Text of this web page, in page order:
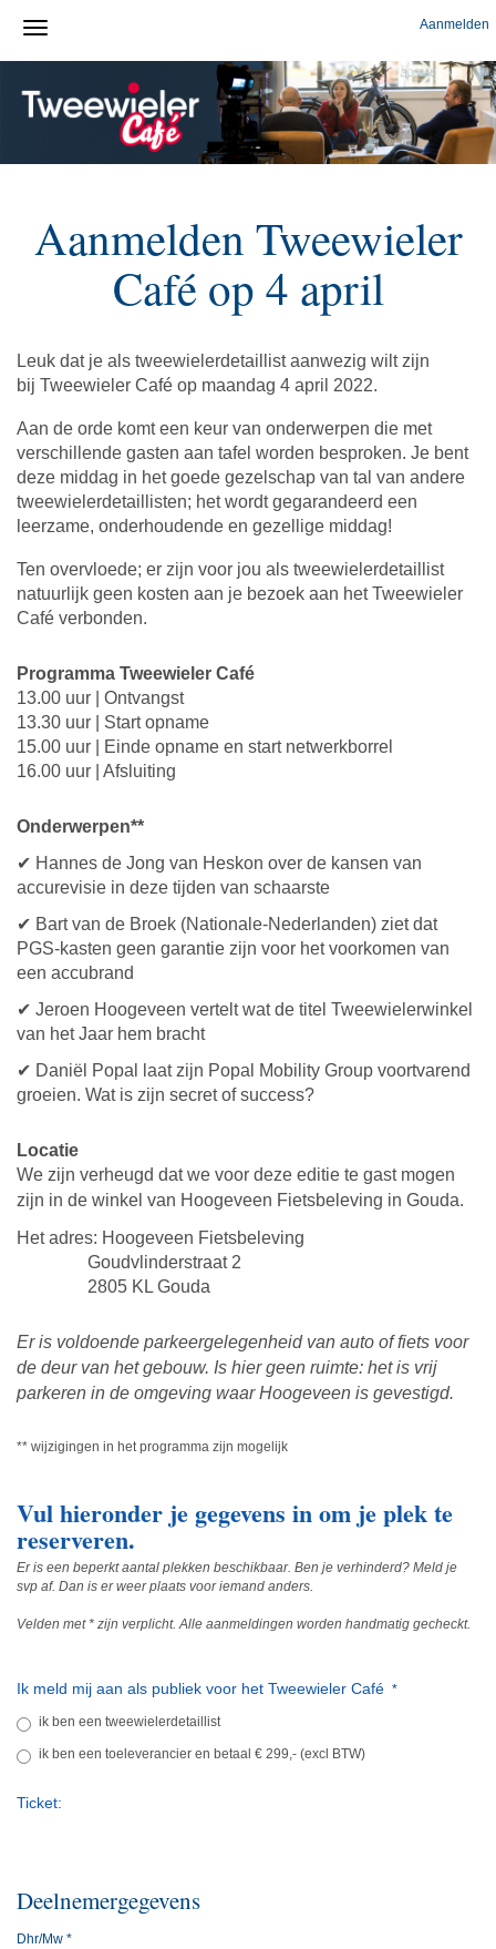
Aanmelden
Aanmelden Tweewieler
Café op 4 april
Leuk dat je als tweewielerdetaillist aanwezig wilt zijn
bij Tweewieler Café op maandag 4 april 2022.
Aan de orde komt een keur van onderwerpen die met
verschillende gasten aan tafel worden besproken. Je bent
deze middag in het goede gezelschap van tal van andere
tweewielerdetaillisten; het wordt gegarandeerd een
leerzame, onderhoudende en gezellige middag!
Ten overvloede; er zijn voor jou als tweewielerdetaillist
natuurlijk geen kosten aan je bezoek aan het Tweewieler
Café verbonden.
Programma Tweewieler Café
13.00 uur | Ontvangst
13.30 uur | Start opname
15.00 uur | Einde opname en start netwerkborrel
16.00 uur | Afsluiting
Onderwerpen**
✔ Hannes de Jong van Heskon over de kansen van
accurevisie in deze tijden van schaarste
✔ Bart van de Broek (Nationale-Nederlanden) ziet dat
PGS-kasten geen garantie zijn voor het voorkomen van
een accubrand
✔ Jeroen Hoogeveen vertelt wat de titel Tweewielerwinkel
van het Jaar hem bracht
✔ Daniël Popal laat zijn Popal Mobility Group voortvarend
groeien. Wat is zijn secret of success?
Locatie
We zijn verheugd dat we voor deze editie te gast mogen
zijn in de winkel van Hoogeveen Fietsbeleving in Gouda.
Het adres: Hoogeveen Fietsbeleving
Goudvlinderstraat 2
2805 KL Gouda
Er is voldoende parkeergelegenheid van auto of fiets voor
de deur van het gebouw. Is hier geen ruimte: het is vrij
parkeren in de omgeving waar Hoogeveen is gevestigd.
** wijzigingen in het programma zijn mogelijk
Vul hieronder je gegevens in om je plek te
reserveren.
Er is een beperkt aantal plekken beschikbaar. Ben je verhinderd? Meld je
svp af. Dan is er weer plaats voor iemand anders.
Velden met * zijn verplicht. Alle aanmeldingen worden handmatig gecheckt.
Ik meld mij aan als publiek voor het Tweewieler Café *
ik ben een tweewielerdetaillist
ik ben een toeleverancier en betaal € 299,- (excl BTW)
Ticket:
Deelnemergegevens
Dhr/Mw *